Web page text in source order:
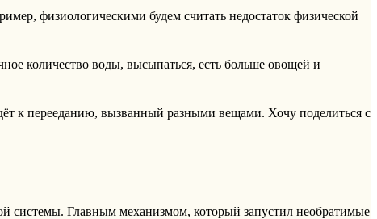
физиологическими будем считать недостаток физической
количество воды, высыпаться, есть больше овощей и
к перееданию, вызванный разными вещами. Хочу поделиться с
системы. Главным механизмом, который запустил необратимые